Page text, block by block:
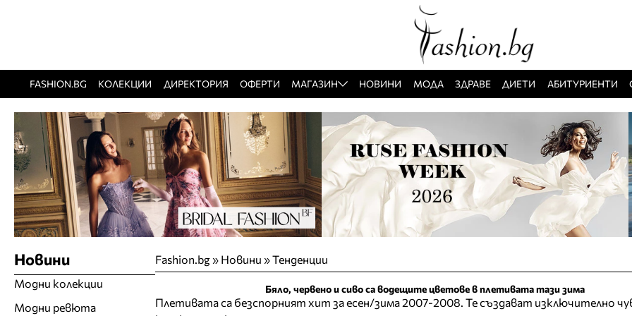
FASHION.BG КОЛЕКЦИИ ДИРЕКТОРИЯ ОФЕРТИ МАГАЗИН НОВИНИ МОДА ЗДРАВЕ ДИЕТИ АБИТУРИЕНТИ
Fashion.bg» Новини »Тенденции
Бяло, червено и сиво са водещите цветове в плетивата тази зима
Плетивата са безспорният хит за есен/зима 2007-2008. Те създават изключително
Новини
Модни колекции
Модни ревюта